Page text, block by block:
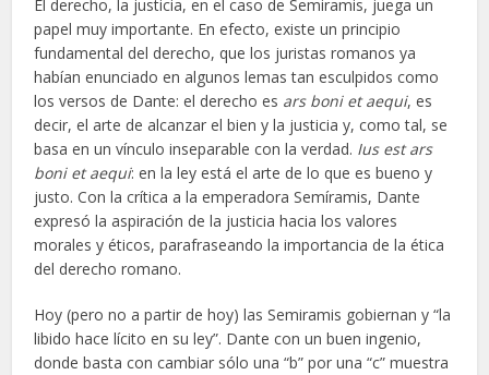
El derecho, la justicia, en el caso de Semiramis, juega un
papel muy importante. En efecto, existe un principio
fundamental del derecho, que los juristas romanos ya
habían enunciado en algunos lemas tan esculpidos como
los versos de Dante: el derecho es ars boni et aequi, es
decir, el arte de alcanzar el bien y la justicia y, como tal, se
basa en un vínculo inseparable con la verdad. Ius est ars
boni et aequi: en la ley está el arte de lo que es bueno y
justo. Con la crítica a la emperadora Semíramis, Dante
expresó la aspiración de la justicia hacia los valores
morales y éticos, parafraseando la importancia de la ética
del derecho romano.
Hoy (pero no a partir de hoy) las Semiramis gobiernan y “la
libido hace lícito en su ley”. Dante con un buen ingenio,
donde basta con cambiar sólo una “b” por una “c” muestra